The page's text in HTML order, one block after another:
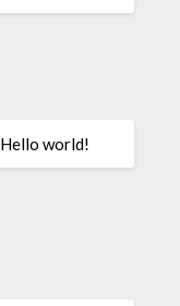
Hello world!